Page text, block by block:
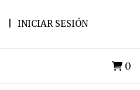
INICIAR SESIÓN
0